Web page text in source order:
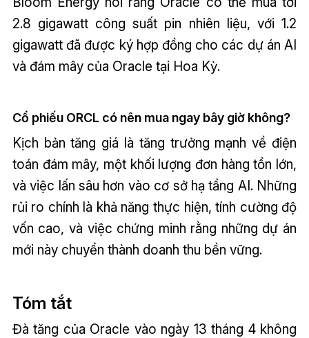
2.8 gigawatt công suất pin nhiên liệu, với 1.2
gigawatt đã được ký hợp đồng cho các dự án AI
và đám mây của Oracle tại Hoa Kỳ.
Cổ phiếu ORCL có nên mua ngay bây giờ không?
Kịch bản tăng giá là tăng trưởng mạnh về điện
toán đám mây, một khối lượng đơn hàng tồn lớn,
và việc lấn sâu hơn vào cơ sở hạ tầng AI. Những
rủi ro chính là khả năng thực hiện, tính cường độ
vốn cao, và việc chứng minh rằng những dự án
mới này chuyển thành doanh thu bền vững.
Tóm tắt
Đà tăng của Oracle vào ngày 13 tháng 4 không